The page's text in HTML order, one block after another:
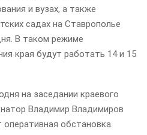
и вузах, а также
садах на Ставрополье
В таком режиме
края будут работать 14 и 15
на заседании краевого
Владимир Владимиров
оперативная обстановка.